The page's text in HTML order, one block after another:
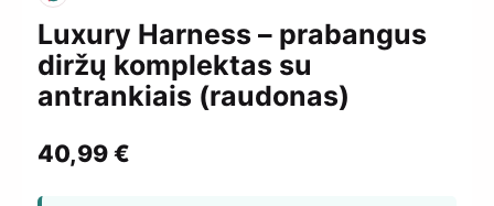
Luxury Harness – prabangus
diržų komplektas su
antrankiais (raudonas)
40,99€